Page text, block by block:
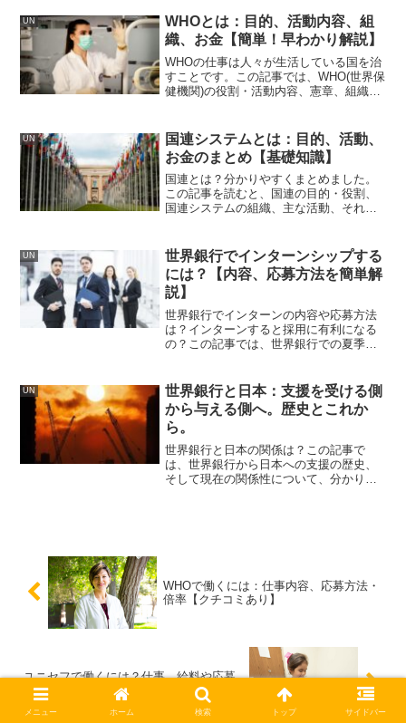
働きたい人必見です！
UN
WHOとは：目的、活動内容、組
織、お金【簡単！早わかり解説】
WHOの仕事は人々が生活している国を治
すことです。この記事では、WHO(世界保
健機関)の役割・活動内容、憲章、組織、
です！
UN
国連システムとは：目的、活動、
お金のまとめ【基礎知識】
国連とは？分かりやすくまとめました。
この記事を読むと、国連の目的・役割、
国連システムの組織、主な活動、それを
UN
世界銀行でインターンシップする
には？【内容、応募方法を簡単解
説】
世界銀行でインターンの内容や応募方法
は？インターンすると採用に有利になる
の？この記事では、世界銀行での夏季と
世界銀行でのインターンシップに関心の
ある方、必見です！
UN
世界銀行と日本：支援を受ける側
から与える側へ。歴史とこれか
ら。
世界銀行と日本の関係は？この記事で
は、世界銀行から日本への支援の歴史、
そして現在の関係性について、分かりや
WHOで働くには：仕事内容、応募方法・
倍率【クチコミあり】
ユニセフで働くには？仕事、給料や応募
方法を簡単解説
メニュー ホーム 検索 トップ サイドバー